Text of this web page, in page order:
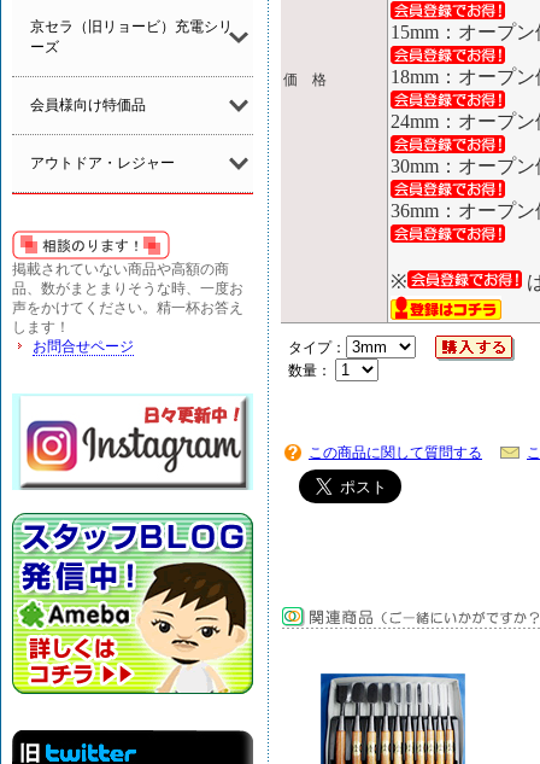
京セラ（旧リョービ）充電シリ
ーズ
会員様向け特価品
アウトドア・レジャー
掲載されていない商品や高額の商
品、数がまとまりそうな時、一度お
声をかけてください。精一杯お答え
します！
お問合せページ
価 格
15mm：オープ
18mm：オープ
24mm：オープ
30mm：オープ
36mm：オープ
※
タイプ：
数量：
この商品に関して質問する